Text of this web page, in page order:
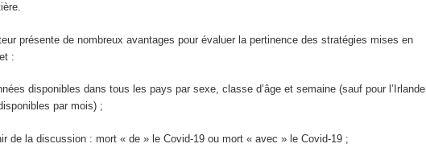
présente de nombreux avantages pour évaluer la pertinence des stratégies mises en
:
disponibles dans tous les pays par sexe, classe d’âge et semaine (sauf pour l’Irlande
par mois) ;
de la discussion : mort « de » le Covid-19 ou mort « avec » le Covid-19 ;